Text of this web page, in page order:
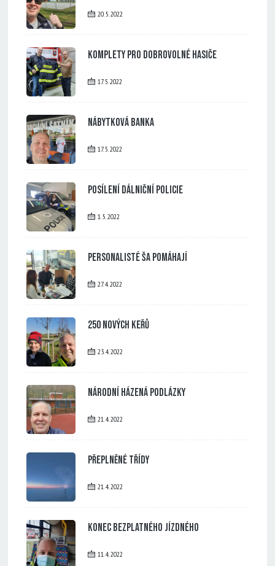
20. 5. 2022
Komplety pro dobrovolné hasiče
17. 5. 2022
Nábytková banka
17. 5. 2022
Posílení dálniční policie
1. 5. 2022
Personalisté ŠA pomáhají
27. 4. 2022
250 nových keřů
23. 4. 2022
Národní házená Podlázky
21. 4. 2022
Přeplněné třídy
21. 4. 2022
Konec bezplatného jízdného
11. 4. 2022